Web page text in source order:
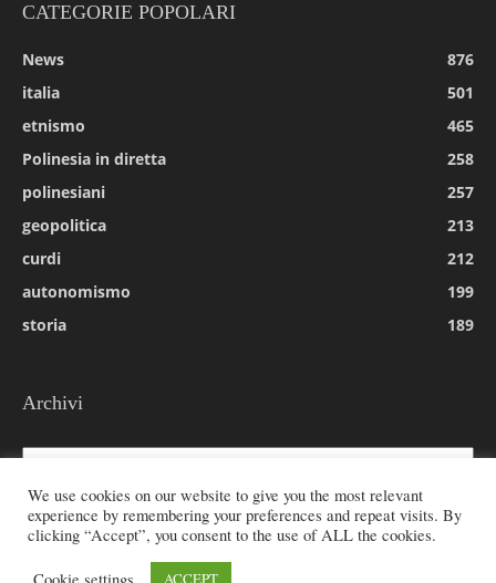
CATEGORIE POPOLARI
News
876
italia
501
etnismo
465
Polinesia in diretta
258
polinesiani
257
geopolitica
213
curdi
212
autonomismo
199
storia
189
Archivi
Archivi
© 2026 All rights reserved - Etnie -
We use cookies on our website to give you the most relevant
experience by remembering your preferences and repeat visits. By
clicking “Accept”, you consent to the use of ALL the cookies.
Cookie settings ACCEPT